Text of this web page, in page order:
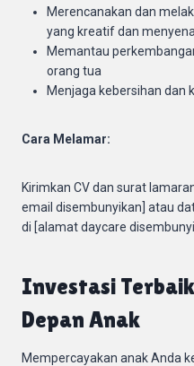
Merencanakan dan
yang kreatif dan
Memantau
orang tua
Menjaga kebersihan dan
Cara Melamar:
Kirimkan CV dan surat
email disembunyikan] atau
di [alamat daycare
Investasi
Depan Anak
Mempercayakan anak Anda